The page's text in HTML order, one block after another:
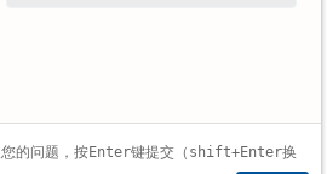
http://www.ljkzs.com 我公司主
备 废机油炼油设备 废塑料炼